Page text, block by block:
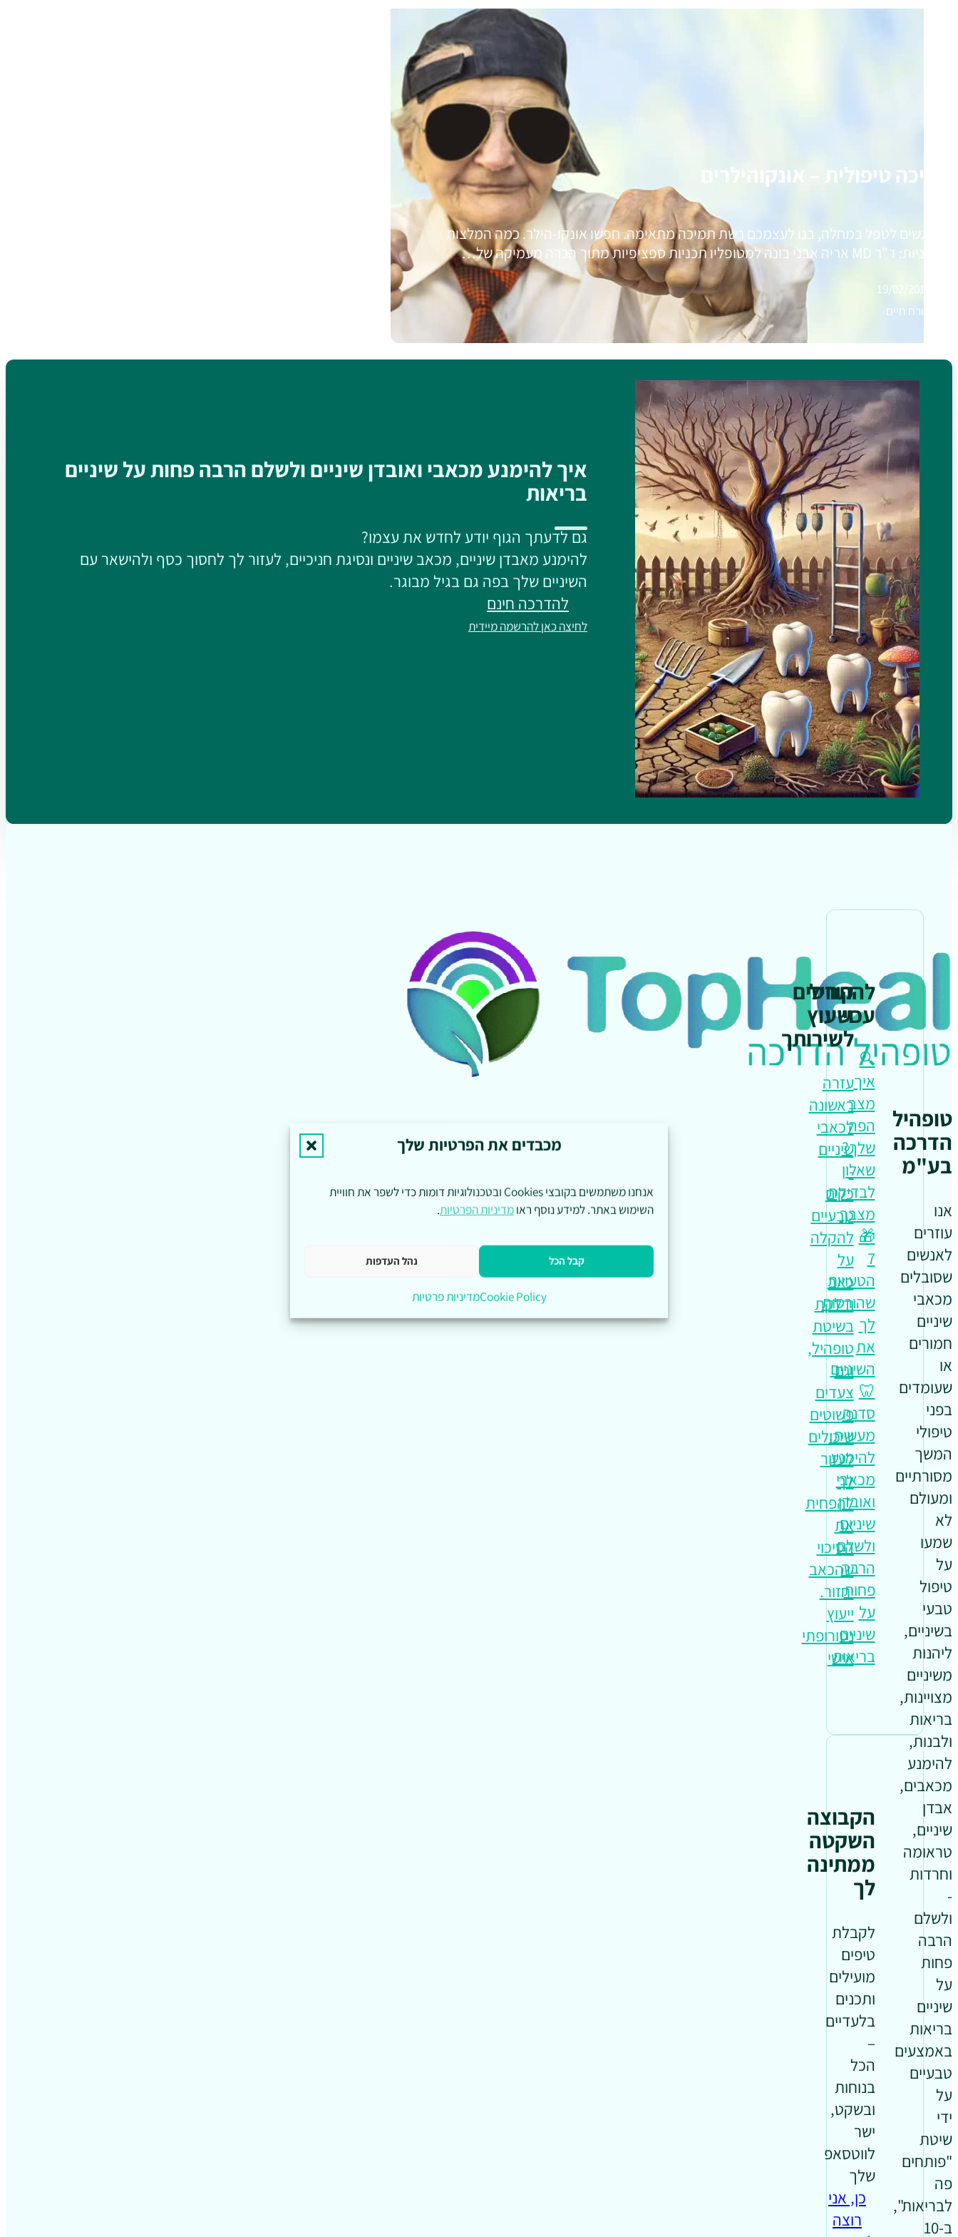
מכבדים את הפרטיות שלך
אנחנו משתמשים בקובצי Cookies ובטכנולוגיות דומות כדי לשפר את חוויית
השימוש באתר. למידע נוסף ראומדיניות הפרטיות.
קבל הכל נהל העדפות
Cookie Policyמדיניות פרטיות
תמיכה טיפולית – אונקוהילרים
כשניגשים לטפל במחלה, בנו לעצמכם רשת תמיכה מתאימה. חפשו אונקו-הילר. כמה המלצות
ראשוניות: ד"ר MD אריה אבני בונה למטופליו תכניות ספציפיות מתוך הכרה מעמיקה של…
19/02/2016
אורח חיים
איך להימנע מכאבי ואובדן שיניים ולשלם הרבה פחות על שיניים
בריאות
גם לדעתך הגוף יודע לחדש את עצמו?
להימנע מאבדן שיניים, מכאב שיניים ונסיגת חניכיים, לעזור לך לחסוך כסף ולהישאר עם
השיניים שלך בפה גם בגיל מבוגר.
להדרכה חינם
לחיצה כאן להרשמה מיידית
טופהיל
הדרכה
בע"מ
אנו
עוזרים
לאנשים
שסובלים
מכאבי
שיניים
חמורים
או
שעומדים
בפני
טיפולי
המשך
מסורתיים
ומעולם
לא
שמעו
על
טיפול
טבעי
בשיניים,
ליהנות
משיניים
מצויינות,
בריאות
ולבנות,
להימנע
מכאבים,
אבדן
שיניים,
טראומה
וחרדות
-
ולשלם
הרבה
פחות
על
שיניים
בריאות
באמצעים
טבעיים
על
ידי
שיטת
"פותחים
פה
לבריאות",
ב-10
להתחיל
עכשיו
🔍
איך
מצב
הפה
שלך?
שאלון
לבדיקת
מצבך
🎁
7
הטעויות
שהורסות
לך
את
השיניים
🦷
סדנה
מעשית:
להימנע
מכאבי
ואובדן
שיניים
ולשלם
הרבה
פחות
על
שיניים
בריאות
קורסים
וייעוץ
לשירותך
עזרה
ראשונה
לכאבי
שיניים
-
כלים
טבעיים
להקלה
על
כאב
ודלקת
בשיטת
טופהיל,
וגם
צעדים
פשוטים
שיכולים
לעזור
לך
להפחית
את
הסיכוי
שהכאב
יחזור.
ייעוץ
נטורופתי
אישי
הקבוצה
השקטה
ממתינה
לך
לקבלת
טיפים
מועילים
ותכנים
בלעדיים
–
הכל
בנוחות
ובשקט,
ישר
לווטסאפ
שלך
כן, אני
רוצה